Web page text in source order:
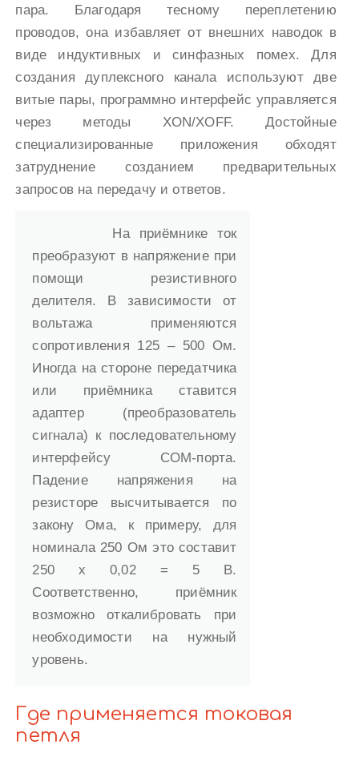
пара. Благодаря тесному переплетению
проводов, она избавляет от внешних наводок в
виде индуктивных и синфазных помех. Для
создания дуплексного канала используют две
витые пары, программно интерфейс управляется
через методы XON/XOFF. Достойные
специализированные приложения обходят
затруднение созданием предварительных
запросов на передачу и ответов.
На приёмнике ток
преобразуют в напряжение при
помощи резистивного
делителя. В зависимости от
вольтажа применяются
сопротивления 125 – 500 Ом.
Иногда на стороне передатчика
или приёмника ставится
адаптер (преобразователь
сигнала) к последовательному
интерфейсу COM-порта.
Падение напряжения на
резисторе высчитывается по
закону Ома, к примеру, для
номинала 250 Ом это составит
250 х 0,02 = 5 В.
Соответственно, приёмник
возможно откалибровать при
необходимости на нужный
уровень.
Где применяется токовая
петля